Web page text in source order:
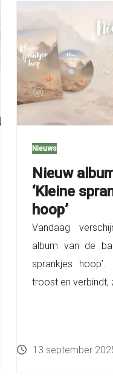
Nieuws
Nieuw
‘Kleine
hoop’
Vandaag
album van de
sprankjes
troost en verbindt,
13 september